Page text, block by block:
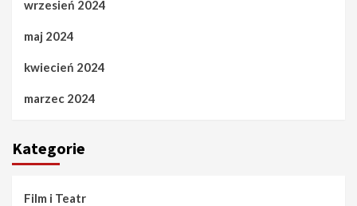
wrzesień 2024
maj 2024
kwiecień 2024
marzec 2024
Kategorie
Film i Teatr